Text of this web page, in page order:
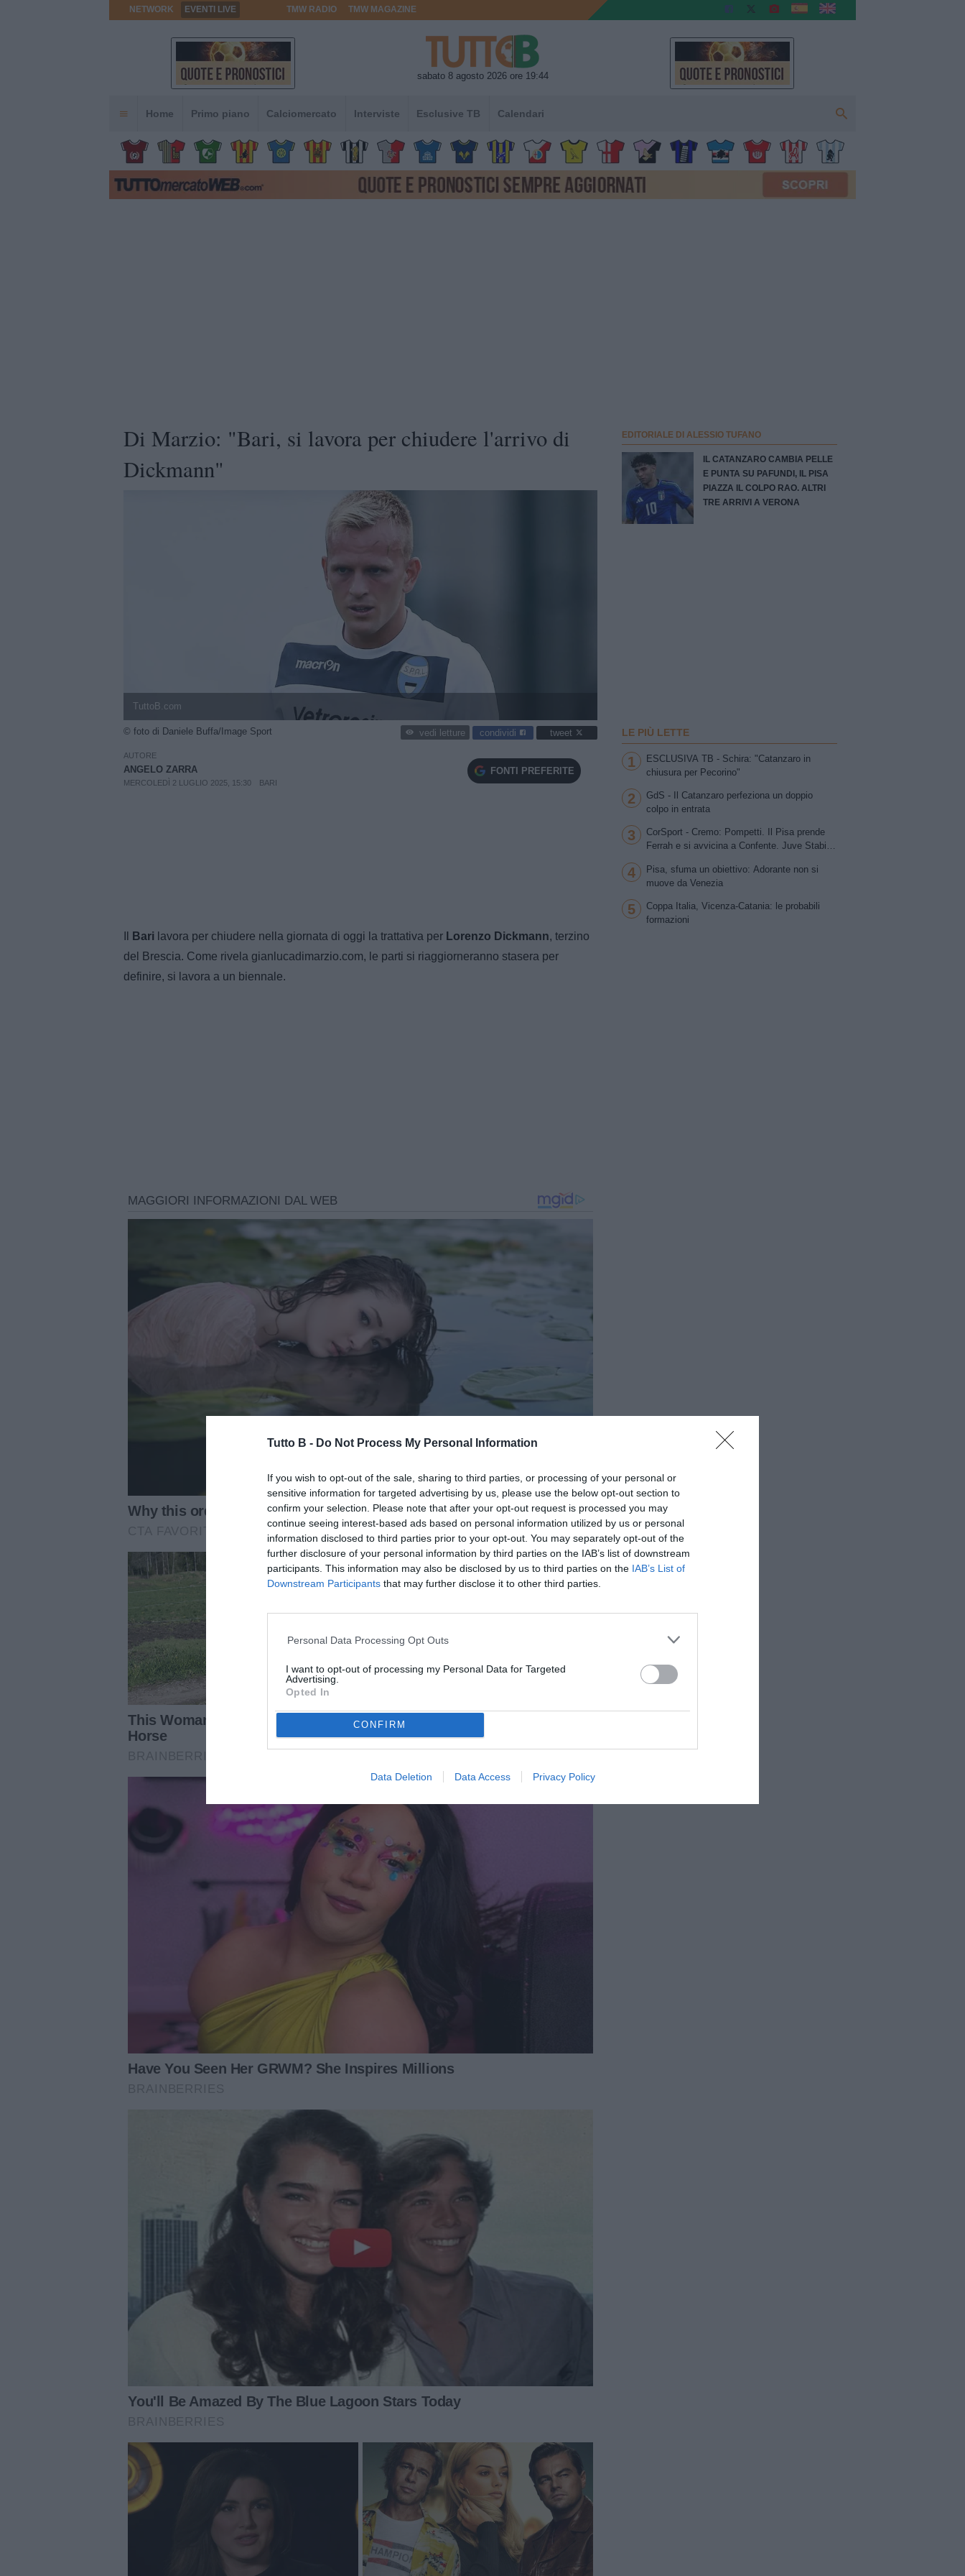
Tutto B - Do Not Process My Personal Information
If you wish to opt-out of the sale, sharing to third parties, or processing of your personal or
sensitive information for targeted advertising by us, please use the below opt-out section to
confirm your selection. Please note that after your opt-out request is processed you may
continue seeing interest-based ads based on personal information utilized by us or personal
information disclosed to third parties prior to your opt-out. You may separately opt-out of the
further disclosure of your personal information by third parties on the IAB’s list of downstream
participants. This information may also be disclosed by us to third parties on the IAB’s List of
Downstream Participants that may further disclose it to other third parties.
Personal Data Processing Opt Outs
I want to opt-out of processing my Personal Data for Targeted
Advertising.
Opted In
CONFIRM
Data Deletion Data Access Privacy Policy
NETWORK EVENTI LIVE TMW RADIO TMW MAGAZINE
sabato 8 agosto 2026 ore 19:44
Home Primo piano Calciomercato Interviste Esclusive TB Calendari
Di Marzio: "Bari, si lavora per chiudere l'arrivo di
Dickmann"
TuttoB.com
© foto di Daniele Buffa/Image Sport vedi letture condividi tweet
AUTORE
ANGELO ZARRA
MERCOLEDÌ 2 LUGLIO 2025, 15:30 BARI
FONTI PREFERITE
Bari lavora per chiudere nella giornata di oggi la trattativa per Lorenzo Dickmann, terzino
del Brescia. Come rivela gianlucadimarzio.com, le parti si riaggiorneranno stasera per
definire, si lavora a un biennale.
EDITORIALE DI ALESSIO TUFANO
IL CATANZARO CAMBIA PELLE
E PUNTA SU PAFUNDI, IL PISA
PIAZZA IL COLPO RAO. ALTRI
TRE ARRIVI A VERONA
LE PIÙ LETTE
1
ESCLUSIVA TB - Schira: "Catanzaro in
chiusura per Pecorino"
2
GdS - Il Catanzaro perfeziona un doppio
colpo in entrata
3
CorSport - Cremo: Pompetti. Il Pisa prende
Ferrah e si avvicina a Confente. Juve Stabia
scambio Patierno-Jimenez
4
Pisa, sfuma un obiettivo: Adorante non si
muove da Venezia
5
Coppa Italia, Vicenza-Catania: le probabili
formazioni